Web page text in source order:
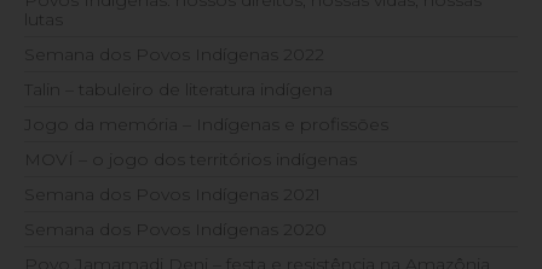
lutas
Semana dos Povos Indígenas 2022
Talin – tabuleiro de literatura indígena
Jogo da memória – Indígenas e profissões
MOVÍ – o jogo dos territórios indígenas
Semana dos Povos Indígenas 2021
Semana dos Povos Indígenas 2020
Povo Jamamadi Deni – festa e resistência na Amazônia